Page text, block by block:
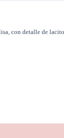
con detalle de